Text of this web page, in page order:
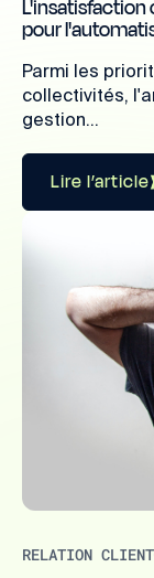
L'insatisfaction
pour
Parmi les
collectivités,
gestion...
Lire l’article
RELATION CLIENT